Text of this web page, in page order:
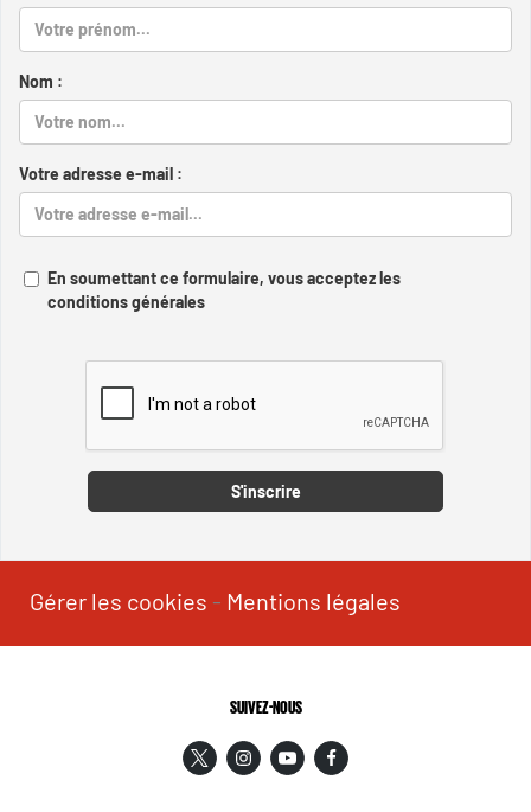
Nom :
Votre adresse e-mail :
En soumettant ce formulaire, vous acceptez les
conditions générales
S'inscrire
Gérer les cookies - Mentions légales
SUIVEZ-NOUS